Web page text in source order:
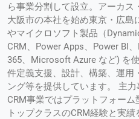
ら事業分割して設立。アーカ
大阪市の本社を始め東京・広
やマイクロソフト製品（
CRM、Power Apps、Power BI
365、Microsoft Azure など) を
件定義支援、設計、構築、運用
ング等を提供しています。 主力
CRM事業ではプラットフォー
トップクラスのCRM経験と実